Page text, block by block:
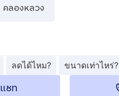
คลองหลวง
ลดได้ไหม? ขนาดเท่าไหร่?
แชท